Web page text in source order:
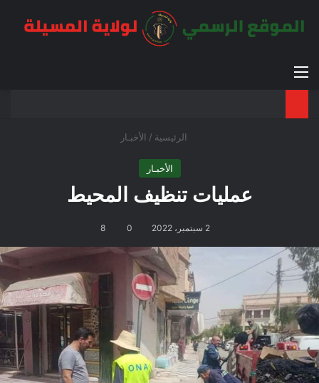
القائمة
الرئيسية / الأخبـار
الأخبـار
عمليات تنظيف المحيط
2 سبتمبر، 2022 0
8